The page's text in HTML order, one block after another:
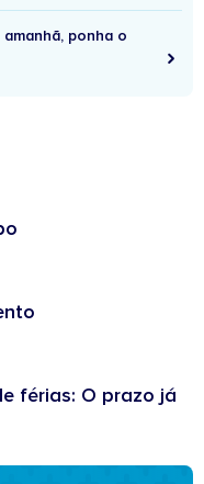
ponha o
férias: O prazo já